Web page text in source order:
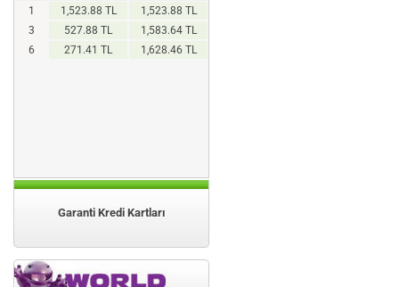
1
1,523.88 TL
1,523.88 TL
3
527.88 TL
1,583.64 TL
6
271.41 TL 1,628.46 TL
Garanti Kredi Kartları